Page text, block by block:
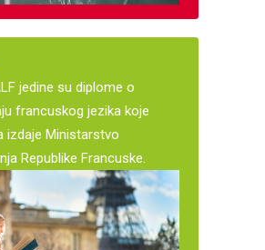
jedine su diplome o
francuskog jezika koje
izdaje Ministarstvo
Republike Francuske.